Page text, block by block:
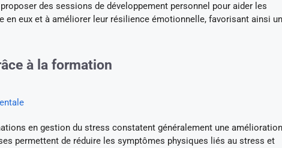
des sessions de développement personnel pour aider les
eux et à améliorer leur résilience émotionnelle, favorisant ainsi un
à la formation
en gestion du stress constatent généralement une
permettent de réduire les symptômes physiques liés au stress et